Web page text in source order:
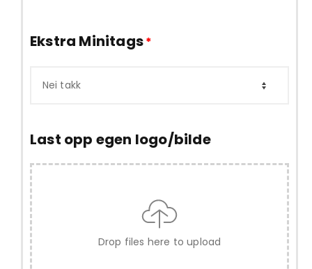
Ekstra Minitags*
Last opp egen logo/bilde
Drop files here to upload